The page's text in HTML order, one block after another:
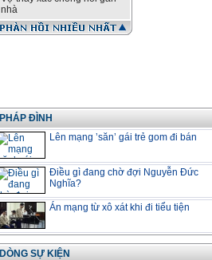
nhà
PHÁP ĐÌNH
Lên mạng ’săn’ gái trẻ gom đi bán
Điều gì đang chờ đợi Nguyễn Đức
Nghĩa?
Án mạng từ xô xát khi đi tiểu tiện
DÒNG SỰ KIỆN